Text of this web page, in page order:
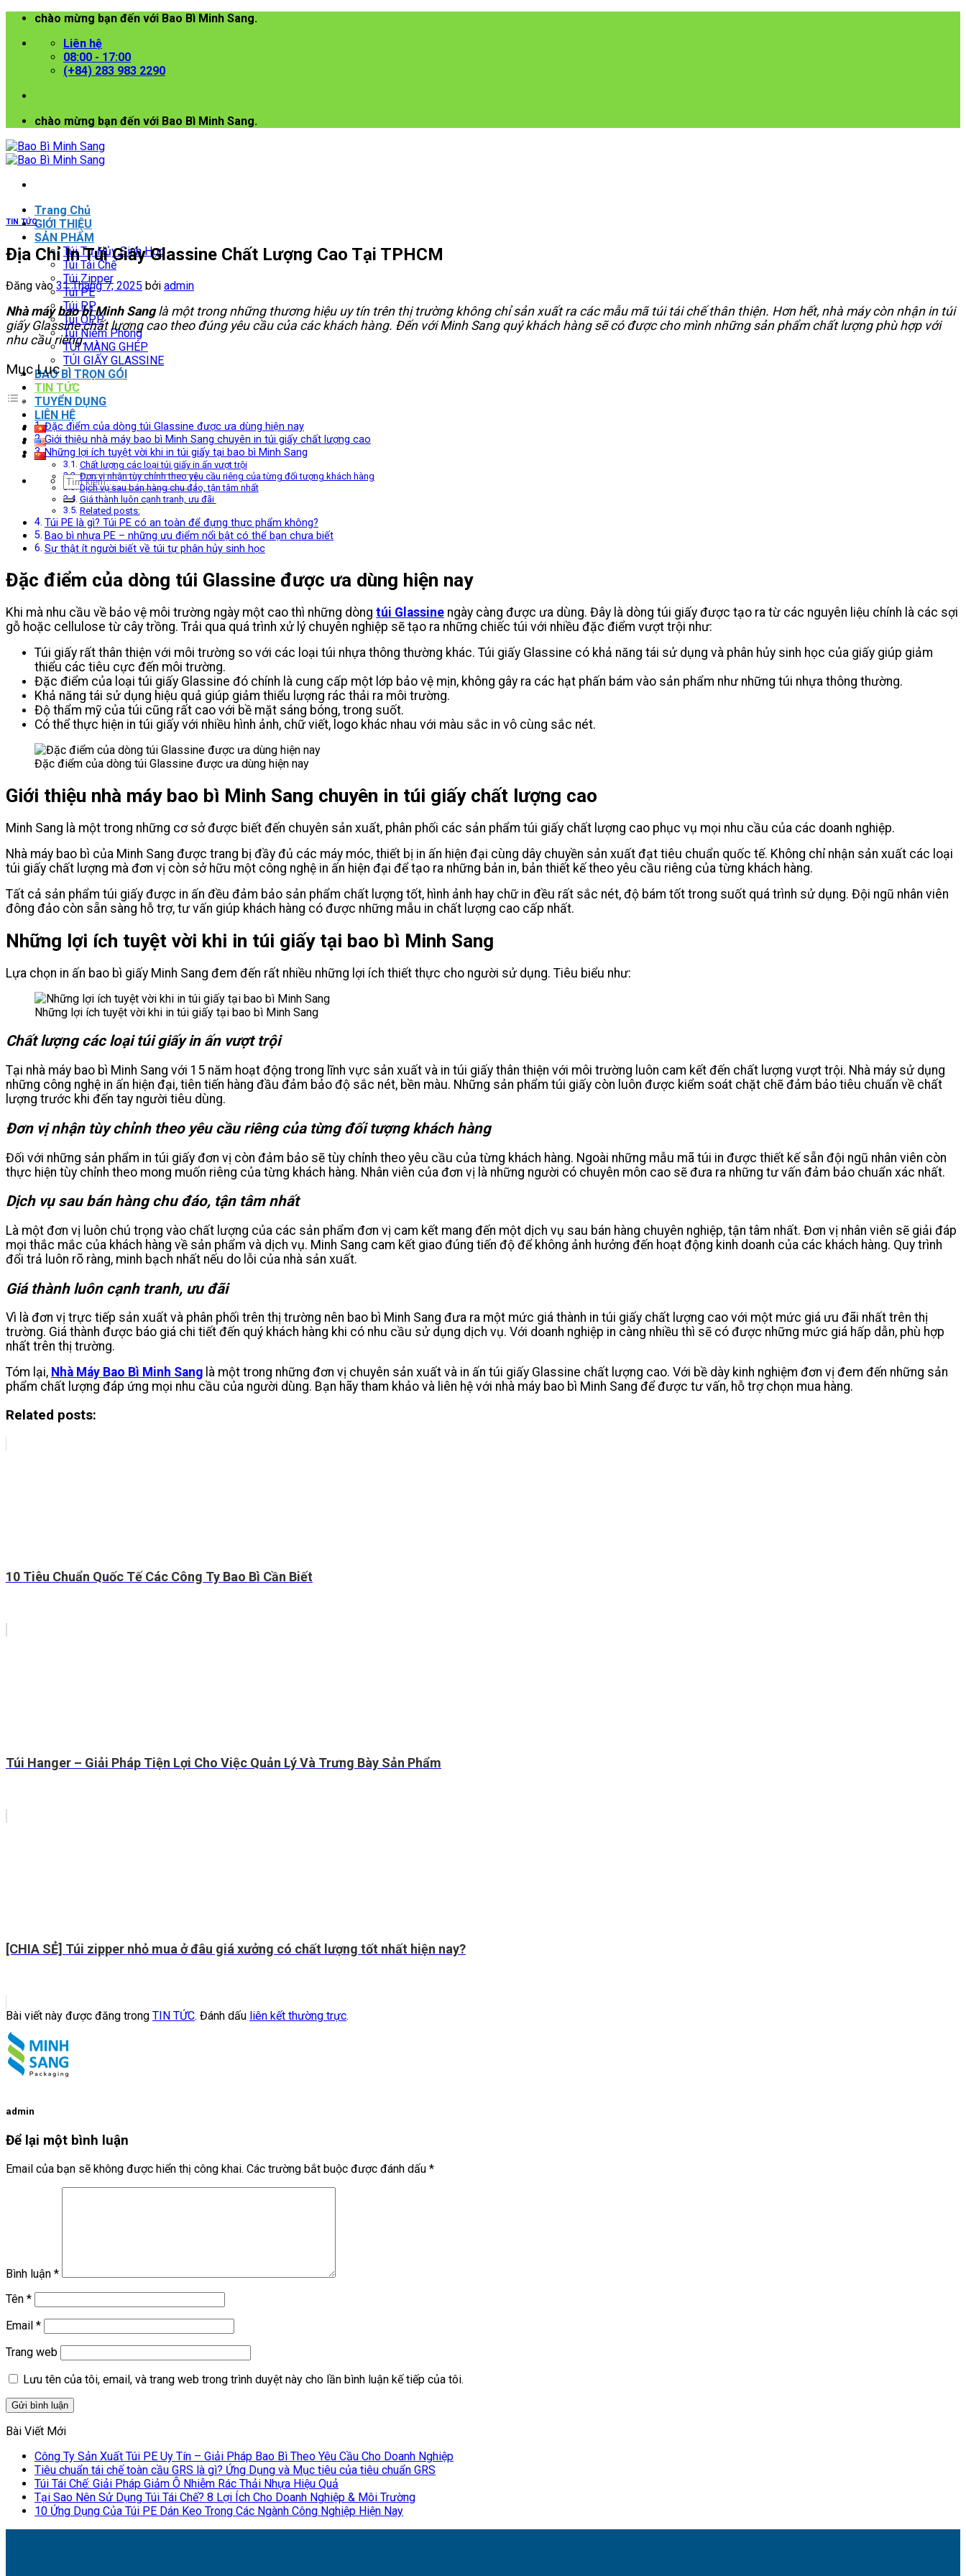
chào mừng bạn đến với Bao Bì Minh Sang.
Liên hệ
08:00 - 17:00
(+84) 283 983 2290
chào mừng bạn đến với Bao Bì Minh Sang.
Trang Chủ
GIỚI THIỆU
SẢN PHẨM
Túi Tự Hủy Sinh Học
Túi Tái Chế
Túi Zipper
Túi PE
Túi PP
Túi OPP
Túi Niêm Phong
TÚI MÀNG GHÉP
TÚI GIẤY GLASSINE
BAO BÌ TRỌN GÓI
TIN TỨC
TUYỂN DỤNG
LIÊN HỆ
Tìm
kiếm:
TIN TỨC
Địa Chỉ In Túi Giấy Glassine Chất Lượng Cao Tại TPHCM
Đăng vào31 Tháng 7, 2025 bởi admin
Nhà máy bao bì Minh Sanglà một trong những thương hiệu uy tín trên thị trường không chỉ sản xuất ra các mẫu mã túi tái chế thân thiện. Hơn hết, nhà máy còn nhận in túi
giấy Glassine chất lượng cao theo đúng yêu cầu của các khách hàng. Đến với Minh Sang quý khách hàng sẽ có được cho mình những sản phẩm chất lượng phù hợp với
nhu cầu riêng.
Mục Lục
Đặc điểm của dòng túi Glassine được ưa dùng hiện nay
Giới thiệu nhà máy bao bì Minh Sang chuyên in túi giấy chất lượng cao
Những lợi ích tuyệt vời khi in túi giấy tại bao bì Minh Sang
Chất lượng các loại túi giấy in ấn vượt trội
Đơn vị nhận tùy chỉnh theo yêu cầu riêng của từng đối tượng khách hàng
Dịch vụ sau bán hàng chu đáo, tận tâm nhất
Giá thành luôn cạnh tranh, ưu đãi
Related posts:
Túi PE là gì? Túi PE có an toàn để đựng thực phẩm không?
Bao bì nhựa PE – những ưu điểm nổi bật có thể bạn chưa biết
Sự thật ít người biết về túi tự phân hủy sinh học
Đặc điểm của dòng túi Glassine được ưa dùng hiện nay
Khi mà nhu cầu về bảo vệ môi trường ngày một cao thì những dòng túi Glassine ngày càng được ưa dùng. Đây là dòng túi giấy được tạo ra từ các nguyên liệu chính là các sợi
gỗ hoặc cellulose từ cây trồng. Trải qua quá trình xử lý chuyên nghiệp sẽ tạo ra những chiếc túi với nhiều đặc điểm vượt trội như:
Túi giấy rất thân thiện với môi trường so với các loại túi nhựa thông thường khác. Túi giấy Glassine có khả năng tái sử dụng và phân hủy sinh học của giấy giúp giảm
thiểu các tiêu cực đến môi trường.
Đặc điểm của loại túi giấy Glassine đó chính là cung cấp một lớp bảo vệ mịn, không gây ra các hạt phấn bám vào sản phẩm như những túi nhựa thông thường.
Khả năng tái sử dụng hiệu quả giúp giảm thiểu lượng rác thải ra môi trường.
Độ thẩm mỹ của túi cũng rất cao với bề mặt sáng bóng, trong suốt.
Có thể thực hiện in túi giấy với nhiều hình ảnh, chữ viết, logo khác nhau với màu sắc in vô cùng sắc nét.
Đặc điểm của dòng túi Glassine được ưa dùng hiện nay
Giới thiệu nhà máy bao bì Minh Sang chuyên in túi giấy chất lượng cao
Minh Sang là một trong những cơ sở được biết đến chuyên sản xuất, phân phối các sản phẩm túi giấy chất lượng cao phục vụ mọi nhu cầu của các doanh nghiệp.
Nhà máy bao bì của Minh Sang được trang bị đầy đủ các máy móc, thiết bị in ấn hiện đại cùng dây chuyền sản xuất đạt tiêu chuẩn quốc tế. Không chỉ nhận sản xuất các loại
túi giấy chất lượng mà đơn vị còn sở hữu một công nghệ in ấn hiện đại để tạo ra những bản in, bản thiết kế theo yêu cầu riêng của từng khách hàng.
Tất cả sản phẩm túi giấy được in ấn đều đảm bảo sản phẩm chất lượng tốt, hình ảnh hay chữ in đều rất sắc nét, độ bám tốt trong suốt quá trình sử dụng. Đội ngũ nhân viên
đông đảo còn sẵn sàng hỗ trợ, tư vấn giúp khách hàng có được những mẫu in chất lượng cao cấp nhất.
Những lợi ích tuyệt vời khi in túi giấy tại bao bì Minh Sang
Lựa chọn in ấn bao bì giấy Minh Sang đem đến rất nhiều những lợi ích thiết thực cho người sử dụng. Tiêu biểu như:
Những lợi ích tuyệt vời khi in túi giấy tại bao bì Minh Sang
Chất lượng các loại túi giấy in ấn vượt trội
Tại nhà máy bao bì Minh Sang với 15 năm hoạt động trong lĩnh vực sản xuất và in túi giấy thân thiện với môi trường luôn cam kết đến chất lượng vượt trội. Nhà máy sử dụng
những công nghệ in ấn hiện đại, tiên tiến hàng đầu đảm bảo độ sắc nét, bền màu. Những sản phẩm túi giấy còn luôn được kiểm soát chặt chẽ đảm bảo tiêu chuẩn về chất
lượng trước khi đến tay người tiêu dùng.
Đơn vị nhận tùy chỉnh theo yêu cầu riêng của từng đối tượng khách hàng
Đối với những sản phẩm in túi giấy đơn vị còn đảm bảo sẽ tùy chỉnh theo yêu cầu của từng khách hàng. Ngoài những mẫu mã túi in được thiết kế sẵn đội ngũ nhân viên còn
thực hiện tùy chỉnh theo mong muốn riêng của từng khách hàng. Nhân viên của đơn vị là những người có chuyên môn cao sẽ đưa ra những tư vấn đảm bảo chuẩn xác nhất.
Dịch vụ sau bán hàng chu đáo, tận tâm nhất
Là một đơn vị luôn chú trọng vào chất lượng của các sản phẩm đơn vị cam kết mang đến một dịch vụ sau bán hàng chuyên nghiệp, tận tâm nhất. Đơn vị nhân viên sẽ giải đáp
mọi thắc mắc của khách hàng về sản phẩm và dịch vụ. Minh Sang cam kết giao đúng tiến độ để không ảnh hưởng đến hoạt động kinh doanh của các khách hàng. Quy trình
đổi trả luôn rõ ràng, minh bạch nhất nếu do lỗi của nhà sản xuất.
Giá thành luôn cạnh tranh, ưu đãi
Vì là đơn vị trực tiếp sản xuất và phân phối trên thị trường nên bao bì Minh Sang đưa ra một mức giá thành in túi giấy chất lượng cao với một mức giá ưu đãi nhất trên thị
trường. Giá thành được báo giá chi tiết đến quý khách hàng khi có nhu cầu sử dụng dịch vụ. Với doanh nghiệp in càng nhiều thì sẽ có được những mức giá hấp dẫn, phù hợp
nhất trên thị trường.
Tóm lại, Nhà Máy Bao Bì Minh Sang là một trong những đơn vị chuyên sản xuất và in ấn túi giấy Glassine chất lượng cao. Với bề dày kinh nghiệm đơn vị đem đến những sản
phẩm chất lượng đáp ứng mọi nhu cầu của người dùng. Bạn hãy tham khảo và liên hệ với nhà máy bao bì Minh Sang để được tư vấn, hỗ trợ chọn mua hàng.
Related posts:
10 Tiêu Chuẩn Quốc Tế Các Công Ty Bao Bì Cần Biết
Túi Hanger – Giải Pháp Tiện Lợi Cho Việc Quản Lý Và Trưng Bày Sản Phẩm
[CHIA SẺ] Túi zipper nhỏ mua ở đâu giá xưởng có chất lượng tốt nhất hiện nay?
Bài viết này được đăng trong TIN TỨC. Đánh dấu liên kết thường trực.
admin
Để lại một bình luận
Email của bạn sẽ không được hiển thị công khai. Các trường bắt buộc được đánh dấu *
Bình luận *
Tên *
Email *
Trang web
Lưu tên của tôi, email, và trang web trong trình duyệt này cho lần bình luận kế tiếp của tôi.
Bài Viết Mới
Công Ty Sản Xuất Túi PE Uy Tín – Giải Pháp Bao Bì Theo Yêu Cầu Cho Doanh Nghiệp
Tiêu chuẩn tái chế toàn cầu GRS là gì? Ứng Dụng và Mục tiêu của tiêu chuẩn GRS
Túi Tái Chế: Giải Pháp Giảm Ô Nhiễm Rác Thải Nhựa Hiệu Quả
Tại Sao Nên Sử Dụng Túi Tái Chế? 8 Lợi Ích Cho Doanh Nghiệp & Môi Trường
10 Ứng Dụng Của Túi PE Dán Keo Trong Các Ngành Công Nghiệp Hiện Nay